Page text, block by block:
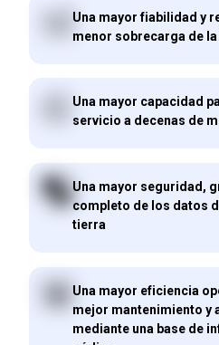
Una mayor fiabilidad y
menor sobrecarga de
Una mayor capacidad
servicio a decenas de
Una mayor seguridad,
completo de los datos
tierra
Una mayor eficiencia
mejor mantenimiento y
mediante una base de